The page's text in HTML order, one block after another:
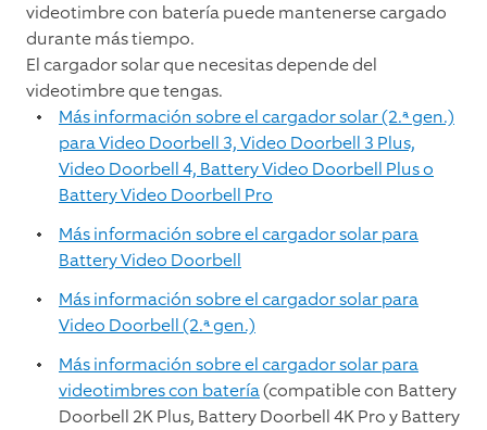
videotimbre con batería puede mantenerse cargado
durante más tiempo.
El cargador solar que necesitas depende del
videotimbre que tengas.
Más información sobre el cargador solar (2.ª gen.)
para Video Doorbell 3, Video Doorbell 3 Plus,
Video Doorbell 4, Battery Video Doorbell Plus o
Battery Video Doorbell Pro
Más información sobre el cargador solar para
Battery Video Doorbell
Más información sobre el cargador solar para
Video Doorbell (2.ª gen.)
Más información sobre el cargador solar para
videotimbres con batería(compatible con Battery
Doorbell 2K Plus, Battery Doorbell 4K Pro y Battery